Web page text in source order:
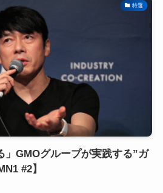
特選
」GMOグループが実践する”ガ
#2】